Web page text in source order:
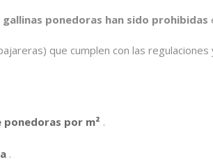
ponedoras han sido prohibidas
que cumplen con las
ponedoras por m² .
.